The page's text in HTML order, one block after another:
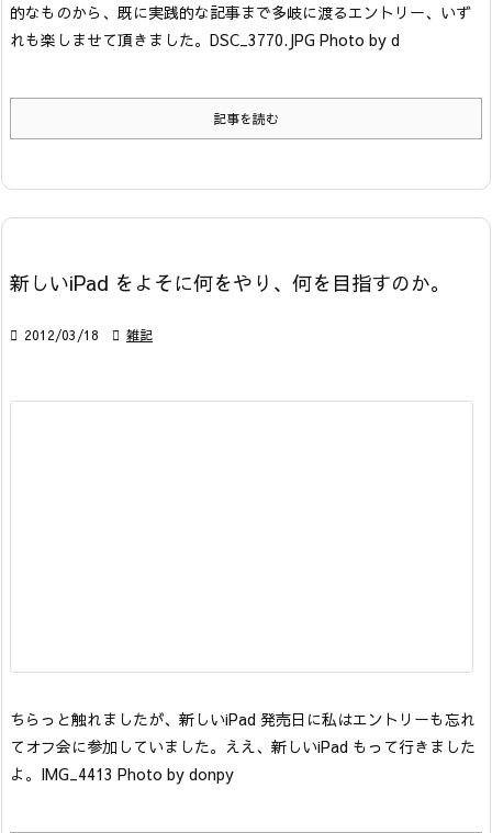
的なものから、既に実践的な記事まで多岐に渡るエントリー、いず
れも楽しませて頂きました。 DSC_3770.JPG Photo by d
記事を読む
新しいiPad をよそに何をやり、何を目指すのか。
 2012/03/18  雑記
ちらっと触れましたが、新しいiPad 発売日に私はエントリーも忘れ
てオフ会に参加していました。 ええ、新しいiPad もって行きました
よ。 IMG_4413 Photo by donpy